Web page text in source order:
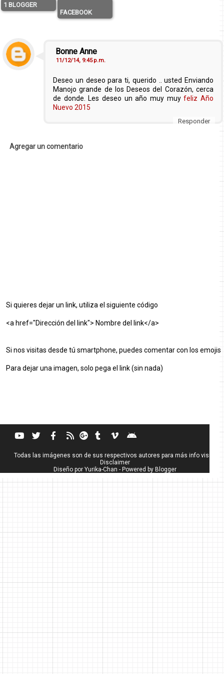
1 BLOGGER
FACEBOOK
Bonne Anne
11/12/14, 9:45 p.m.
Deseo un deseo para ti, querido .. usted Enviando
Manojo grande de los Deseos del Corazón, cerca
de donde. Les deseo un año muy muyfeliz Año
Nuevo 2015
Responder
Agregar un comentario
Si quieres dejar un link, utiliza el siguiente código
<a href="Dirección del link"> Nombre del link</a>
Si nos visitas desde tú smartphone, puedes comentar con los emojis
Para dejar una imagen, solo pega el link (sin nada)
Todas las imágenes son de sus respectivos autores para más info visita
Disclaimer
Diseño por Yurika-Chan - Powered by Blogger